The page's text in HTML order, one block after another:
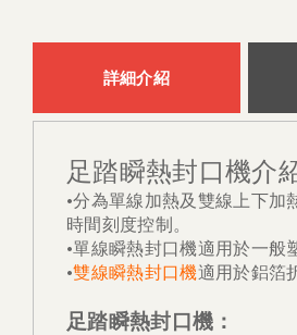
詳細介紹
足踏瞬熱封口機介
•分為單線加熱及雙線上下加
時間刻度控制。
•單線瞬熱封口機適用於一般
•雙線瞬熱封口機適用於鋁箔
足踏瞬熱封口機 ：